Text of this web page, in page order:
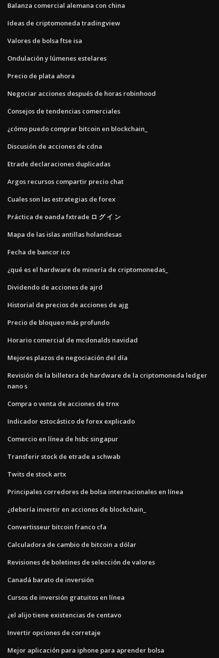
Balanza comercial alemana con china
Ideas de criptomoneda tradingview
Valores de bolsa ftse isa
Ondulación y lúmenes estelares
Precio de plata ahora
Negociar acciones después de horas robinhood
Consejos de tendencias comerciales
¿cómo puedo comprar bitcoin en blockchain_
Discusión de acciones de cdna
Etrade declaraciones duplicadas
Argos recursos compartir precio chat
Cuales son las estrategias de forex
Práctica de oanda fxtrade ロ グ イ ン
Mapa de las islas antillas holandesas
Fecha de bancor ico
¿qué es el hardware de minería de criptomonedas_
Dividendo de acciones de ajrd
Historial de precios de acciones de ajg
Precio de bloqueo más profundo
Horario comercial de mcdonalds navidad
Mejores plazos de negociación del día
Revisión de la billetera de hardware de la criptomoneda ledger
nano s
Compra o venta de acciones de trnx
Indicador estocástico de forex explicado
Comercio en línea de hsbc singapur
Transferir stock de etrade a schwab
Twits de stock artx
Principales corredores de bolsa internacionales en línea
¿debería invertir en acciones de blockchain_
Convertisseur bitcoin franco cfa
Calculadora de cambio de bitcoin a dólar
Revisiones de boletines de selección de valores
Canadá barato de inversión
Cursos de inversión gratuitos en línea
¿el alijo tiene existencias de centavo
Invertir opciones de corretaje
Mejor aplicación para iphone para aprender bolsa